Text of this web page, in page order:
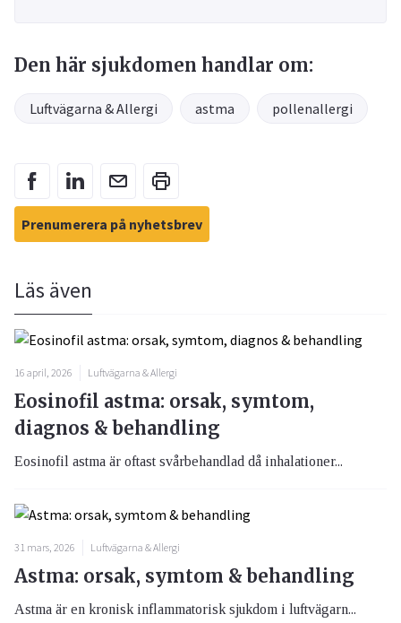
Den här sjukdomen handlar om:
Luftvägarna & Allergi astma pollenallergi
Prenumerera på nyhetsbrev
Läs även
16 april, 2026 Luftvägarna & Allergi
Eosinofil astma: orsak, symtom,
diagnos & behandling
Eosinofil astma är oftast svårbehandlad då inhalationer...
31 mars, 2026 Luftvägarna & Allergi
Astma: orsak, symtom & behandling
Astma är en kronisk inflammatorisk sjukdom i luftvägarn...